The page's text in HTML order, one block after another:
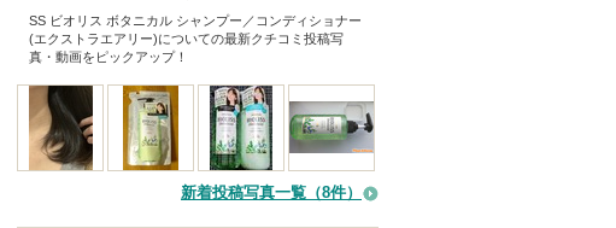
登
録
い
SS ビオリス ボタニカル シャンプー／コンディショナー
(エクストラエアリー)についての最新クチコミ投稿写
真・動画をピックアップ！
新着投稿写真一覧（8件）